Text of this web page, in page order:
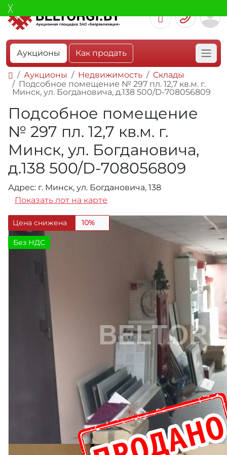
Аукционы Как продать
Аукционы Недвижимость
Склады
Подсобное помещение № 297 пл. 12,7 кв.м. г.
Минск, ул. Богдановича, д.138 500/D-708056809
Подсобное помещение
№ 297 пл. 12,7 кв.м. г.
Минск, ул. Богдановича,
д.138 500/D-708056809
Адрес: г. Минск, ул. Богдановича, 138
Показать лот на карте
Цена снижена 10%
Без НДС